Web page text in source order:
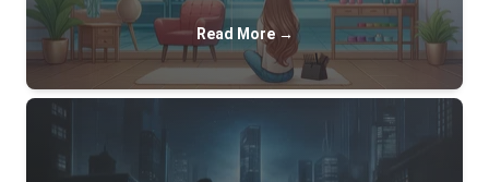
Read More →